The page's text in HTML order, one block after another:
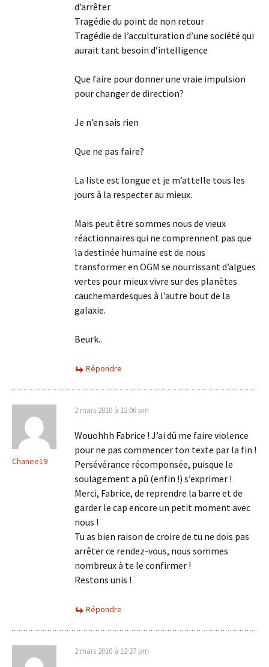
d’arrêter
Tragédie du point de non retour
Tragédie de l’acculturation d’une société qui
aurait tant besoin d’intelligence
Que faire pour donner une vraie impulsion
pour changer de direction?
Je n’en sais rien
Que ne pas faire?
La liste est longue et je m’attelle tous les
jours à la respecter au mieux.
Mais peut être sommes nous de vieux
réactionnaires qui ne comprennent pas que
la destinée humaine est de nous
transformer en OGM se nourrissant d’algues
vertes pour mieux vivre sur des planètes
cauchemardesques à l’autre bout de la
galaxie.
Beurk..
Répondre
Chanee19
2 mars 2010 à 12:06 pm
Wouohhh Fabrice ! J’ai dû me faire violence
pour ne pas commencer ton texte par la fin !
Persévérance récomponsée, puisque le
soulagement a pû (enfin !) s’exprimer !
Merci, Fabrice, de reprendre la barre et de
garder le cap encore un petit moment avec
nous !
Tu as bien raison de croire de tu ne dois pas
arrêter ce rendez-vous, nous sommes
nombreux à te le confirmer !
Restons unis !
Répondre
2 mars 2010 à 12:27 pm